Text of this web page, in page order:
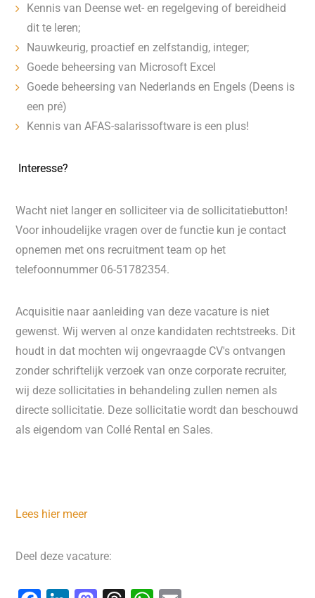
Kennis van Deense wet- en regelgeving of bereidheid
dit te leren;
Nauwkeurig, proactief en zelfstandig, integer;
Goede beheersing van Microsoft Excel
Goede beheersing van Nederlands en Engels (Deens is
een pré)
Kennis van AFAS-salarissoftware is een plus!
Interesse?
Wacht niet langer en solliciteer via de sollicitatiebutton!
Voor inhoudelijke vragen over de functie kun je contact
opnemen met ons recruitment team op het
telefoonnummer 06-51782354.
Acquisitie naar aanleiding van deze vacature is niet
gewenst. Wij werven al onze kandidaten rechtstreeks. Dit
houdt in dat mochten wij ongevraagde CV's ontvangen
zonder schriftelijk verzoek van onze corporate recruiter,
wij deze sollicitaties in behandeling zullen nemen als
directe sollicitatie. Deze sollicitatie wordt dan beschouwd
als eigendom van Collé Rental en Sales.
Lees hier meer
Deel deze vacature: